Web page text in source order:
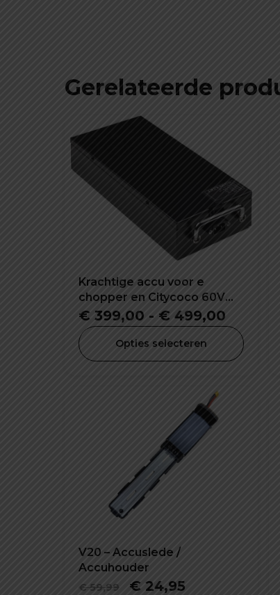
Gerelateerde
Krachtige accu voor e
chopper en Citycoco 60V
20Ah
€ 399,00 - € 499,00
€
tot
Opties selecteren
V20 – Accuslede /
Accuhouder
€59,99
Oorspronkelijke
€ 24,95